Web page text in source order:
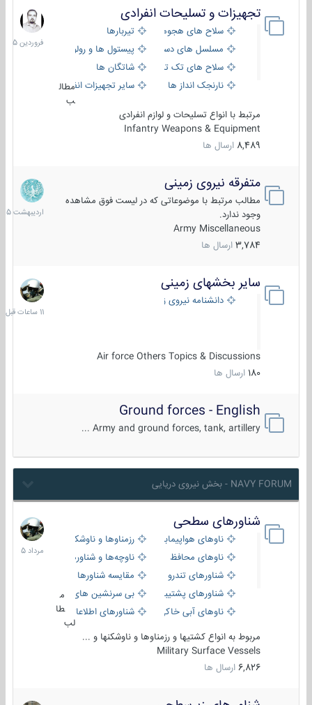
تجهیزات و تسلیحات انفرادی
سلاح های هجومی
تیربارها
مسلسل های دستی
پیستول ها و رولورها
سلاح های تک تیر اندازیشاتگان ها
نارنجک انداز ها
سایر تجهیزات انفرادی
مطال
ب
مرتبط با انواع تسلیحات و لوازم انفرادی
Infantry Weapons & Equipment
8,489 ارسال ها
17
فروردین
1405
متفرقه نیروی زمینی
مطالب مرتبط با موضوعاتی که در لیست فوق مشاهده
وجود ندارد.
Army Miscellaneous
3,784 ارسال ها
27
1405
سایر بخشهای زمینی
دانشنامه نیروی زمینی
Air force Others Topics & Discussions
180 ارسال ها
11
ساعات
قبل
Ground forces - English
Army and ground forces, tank, artillery ...
NAVY FORUM - بخش نیروی دریایی
شناورهای سطحی
ناوهای هواپیمابر و بالگرد بررزمناوها و ناوشکن‌ها
ناوهای محافظ
ناوچه‌ها و شناورهای گشتی
شناورهای تندرو
مقایسه شناورها
شناورهای پشتیبانی
بی سرنشین های دریایی
ناوهای آبی خاکی و نیروبرشناورهای اطلاعاتی و جاسوسی
طا
لب
مربوط به انواع کشتیها و رزمناوها و ناوشکنها و ...
Military Surface Vessels
6,826 ارسال ها
2
مرداد
1405